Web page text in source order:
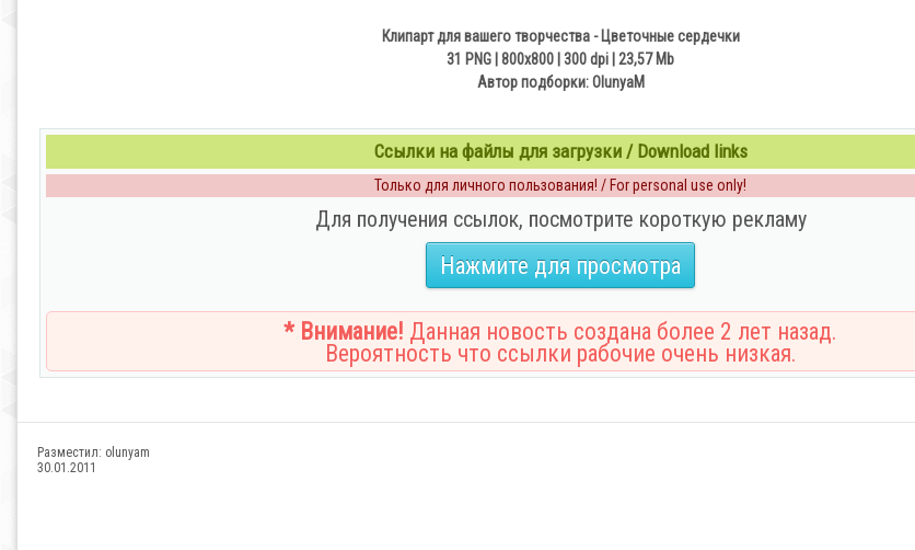
Клипарт для вашего творчества - Цветочные сердечки
31 PNG | 800x800 | 300 dpi | 23,57 Mb
Автор подборки: OlunyaM
Ссылки на файлы для загрузки / Download links
Только для личного пользования! / For personal use only!
Для получения ссылок, посмотрите короткую рекламу
Нажмите для просмотра
* Внимание! Данная новость создана более 2 лет назад.
Вероятность что ссылки рабочие очень низкая.
Разместил: olunyam
30.01.2011